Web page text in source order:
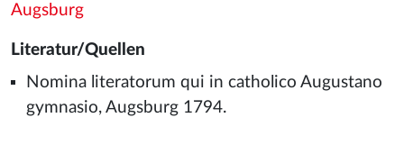
Augsburg
Literatur/Quellen
Nomina literatorum qui in catholico Augustano
gymnasio, Augsburg 1794.